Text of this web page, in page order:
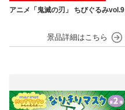
アニメ「鬼滅の刃」 ちびぐるみvol.9